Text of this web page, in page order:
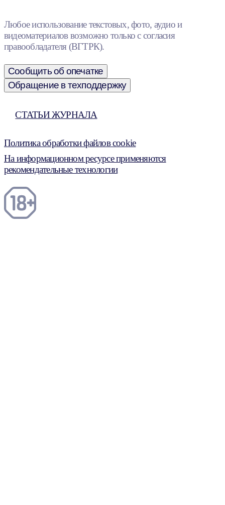
Любое использование текстовых, фото, аудио и
видеоматериалов возможно только с согласия
правообладателя (ВГТРК).
Сообщить об опечатке
Обращение в техподдержку
СТАТЬИ ЖУРНАЛА
Политика обработки файлов cookie
На информационном ресурсе применяются
рекомендательные технологии